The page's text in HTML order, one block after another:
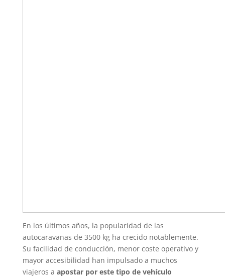
En los últimos años, la popularidad de las
autocaravanas de 3500 kg ha crecido notablemente.
Su facilidad de conducción, menor coste operativo y
mayor accesibilidad han impulsado a muchos
viajeros a apostar por este tipo de vehículo